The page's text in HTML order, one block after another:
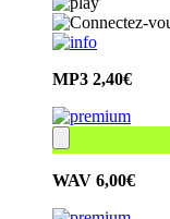
MP3 2,40€
WAV 6,00€